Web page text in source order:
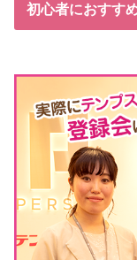
初心者におすす